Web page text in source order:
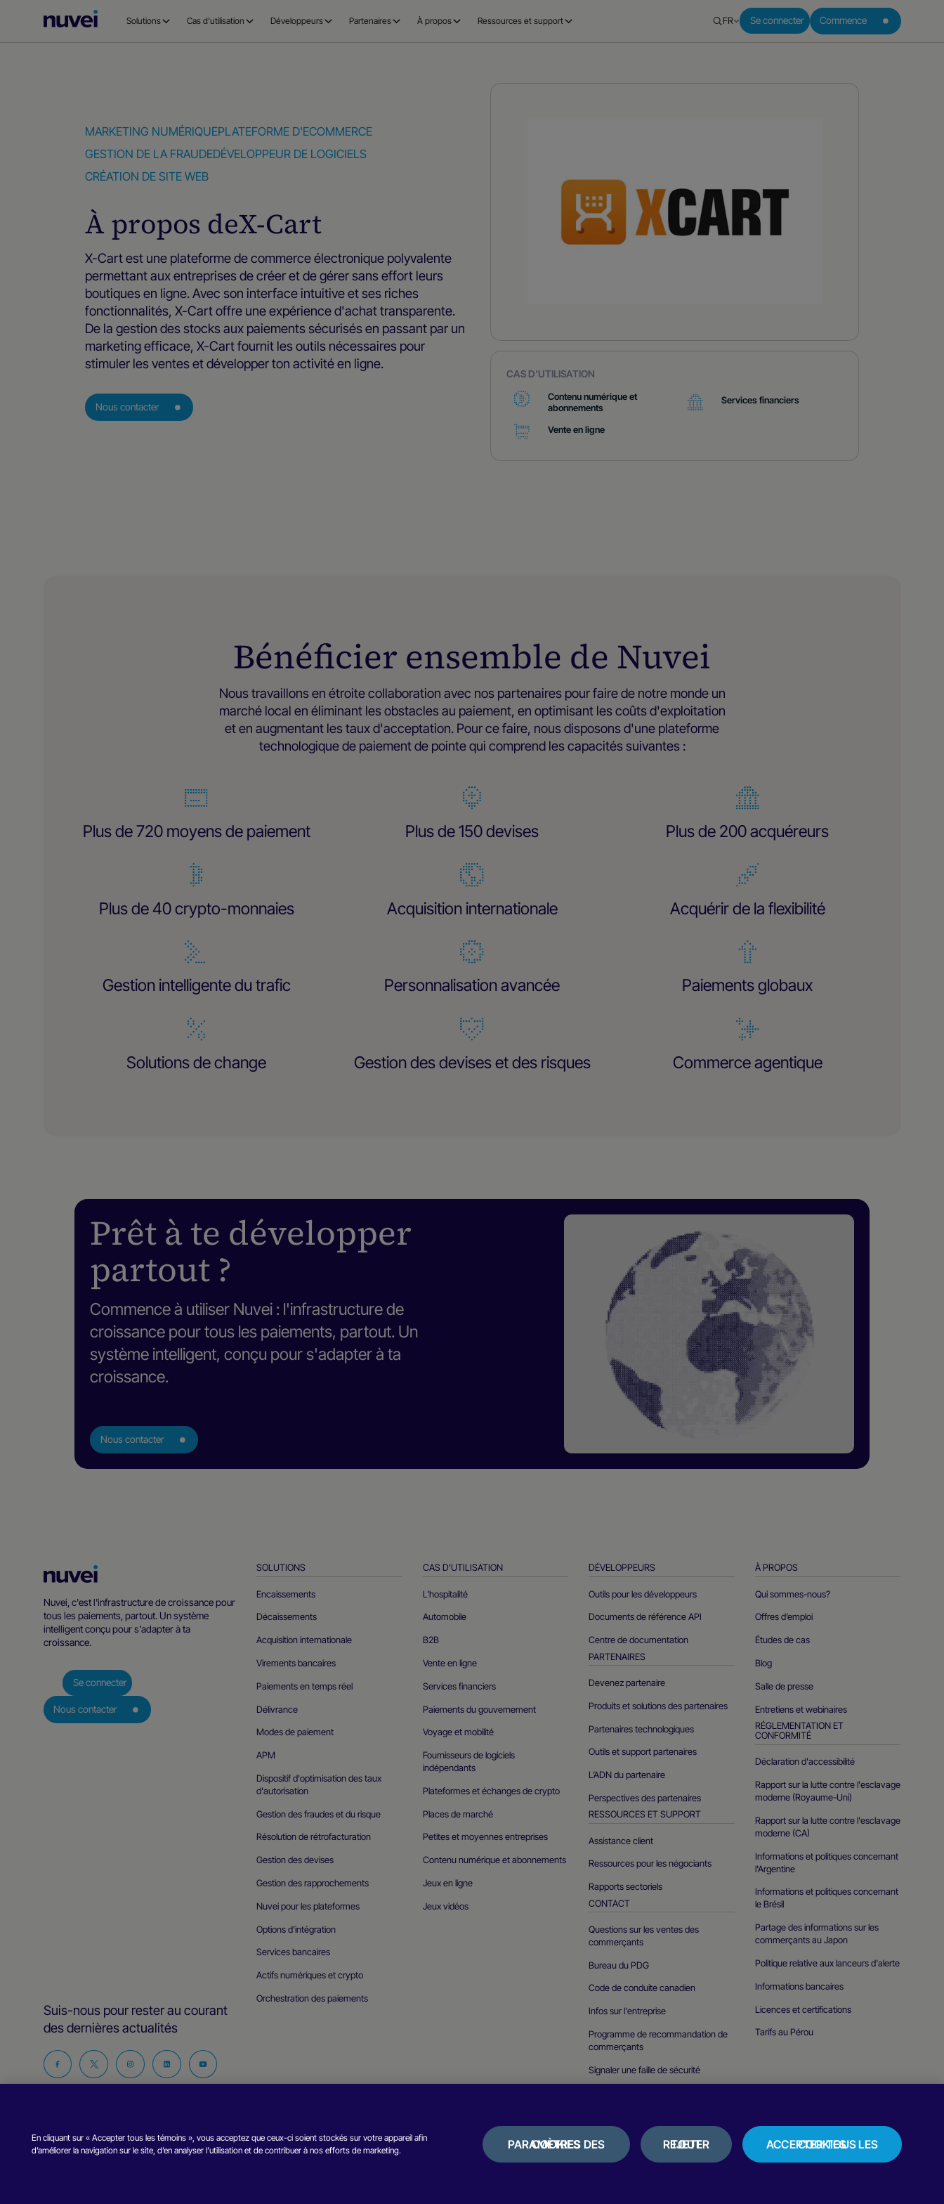
Page
Solutions Cas d’utilisation Développeurs Partenaires À propos Ressources et support FR Se connecter Commence
MARKETING NUMÉRIQUEPLATEFORME D'ECOMMERCE
GESTION DE LA FRAUDEDÉVELOPPEUR DE LOGICIELS
CRÉATION DE SITE WEB
À propos deX-Cart
X-Cart est une plateforme de commerce électronique polyvalente
permettant aux entreprises de créer et de gérer sans effort leurs
boutiques en ligne. Avec son interface intuitive et ses riches
fonctionnalités, X-Cart offre une expérience d'achat transparente.
De la gestion des stocks aux paiements sécurisés en passant par un
marketing efficace, X-Cart fournit les outils nécessaires pour
stimuler les ventes et développer ton activité en ligne.
Nous contacter
CAS D’UTILISATION
Contenu numérique et
abonnements
Services financiers
Vente en ligne
Bénéficier ensemble de Nuvei
Nous travaillons en étroite collaboration avec nos partenaires pour faire de notre monde un
marché local en éliminant les obstacles au paiement, en optimisant les coûts d'exploitation
et en augmentant les taux d'acceptation. Pour ce faire, nous disposons d'une plateforme
technologique de paiement de pointe qui comprend les capacités suivantes :
Plus de 720 moyens de paiement Plus de 150 devises Plus de 200 acquéreurs
Plus de 40 crypto-monnaies Acquisition internationale Acquérir de la flexibilité
Gestion intelligente du trafic Personnalisation avancée Paiements globaux
Solutions de change Gestion des devises et des risques Commerce agentique
Prêt à te développer
partout ?
Commence à utiliser Nuvei : l'infrastructure de
croissance pour tous les paiements, partout. Un
système intelligent, conçu pour s'adapter à ta
croissance.
Nous contacter
Page
Nuvei
Nuvei, c'est l'infrastructure de croissance pour
tous les paiements, partout. Un système
intelligent conçu pour s'adapter à ta
croissance.
Se connecter
Nous contacter
Suis-nous pour rester au courant
des dernières actualités
Retrouve-
Retrouve-Retrouve-Retrouve-
SOLUTIONS
Encaissements
Décaissements
Acquisition internationale
Virements bancaires
Paiements en temps réel
Délivrance
Modes de paiement
APM
Dispositif d'optimisation des taux
d'autorisation
Gestion des fraudes et du risque
Résolution de rétrofacturation
Gestion des devises
Gestion des rapprochements
Nuvei pour les plateformes
Options d’intégration
Services bancaires
Actifs numériques et crypto
Orchestration des paiements
CAS D’UTILISATION
L'hospitalité
Automobile
B2B
Vente en ligne
Services financiers
Paiements du gouvernement
Voyage et mobilité
Fournisseurs de logiciels
indépendants
Plateformes et échanges de crypto
Places de marché
Petites et moyennes entreprises
Contenu numérique et abonnements
Jeux en ligne
Jeux vidéos
DÉVELOPPEURS
Outils pour les développeurs
Documents de référence API
Centre de documentation
PARTENAIRES
Devenez partenaire
Produits et solutions des partenaires
Partenaires technologiques
Outils et support partenaires
L’ADN du partenaire
Perspectives des partenaires
RESSOURCES ET SUPPORT
Assistance client
Ressources pour les négociants
Rapports sectoriels
CONTACT
Questions sur les ventes des
commerçants
Bureau du PDG
Code de conduite canadien
Infos sur l'entreprise
Programme de recommandation de
commerçants
Signaler une faille de sécurité
À PROPOS
Qui sommes-nous?
Offres d’emploi
Études de cas
Blog
Salle de presse
Entretiens et webinaires
RÉGLEMENTATION ET
CONFORMITÉ
Déclaration d'accessibilité
Rapport sur la lutte contre l'esclavage
moderne (Royaume-Uni)
Rapport sur la lutte contre l'esclavage
moderne (CA)
Informations et politiques concernant
l'Argentine
Informations et politiques concernant
le Brésil
Partage des informations sur les
commerçants au Japon
Politique relative aux lanceurs d'alerte
Informations bancaires
Licences et certifications
Tarifs au Pérou
Copyright © Nuvei – Tous droits réservés2026. Avis de confidentialité Politique de cookies Conditions d’utilisation Avis et témoignages
En cliquant sur « Accepter tous les témoins », vous acceptez que ceux-ci soient stockés sur votre appareil afin
d’améliorer la navigation sur le site, d’en analyser l’utilisation et de contribuer à nos efforts de marketing.
PARAMÈTRES DES COOKIES REJETER TOUT ACCEPTER TOUS LES COOKIES